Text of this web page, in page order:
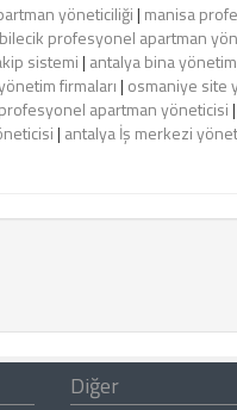
yöneticiliği| manisa
bilecik profesyonel apartman
sistemi| antalya bina
firmaları| osmaniye site
apartman yöneticisi|
| antalya İş merkezi
Diğer